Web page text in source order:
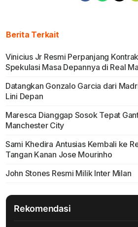
Berita Terkait
Vinicius Jr Resmi Perpanjang
Spekulasi Masa Depannya di Real
Datangkan Gonzalo Garcia dari
Lini Depan
Maresca Dianggap Sosok Tepat
Manchester City
Sami Khedira Antusias Kembali ke
Tangan Kanan Jose Mourinho
John Stones Resmi Milik Inter Milan
Rekomendasi